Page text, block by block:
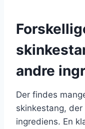
andre
Der findes
skinkestang,
ingrediens. En